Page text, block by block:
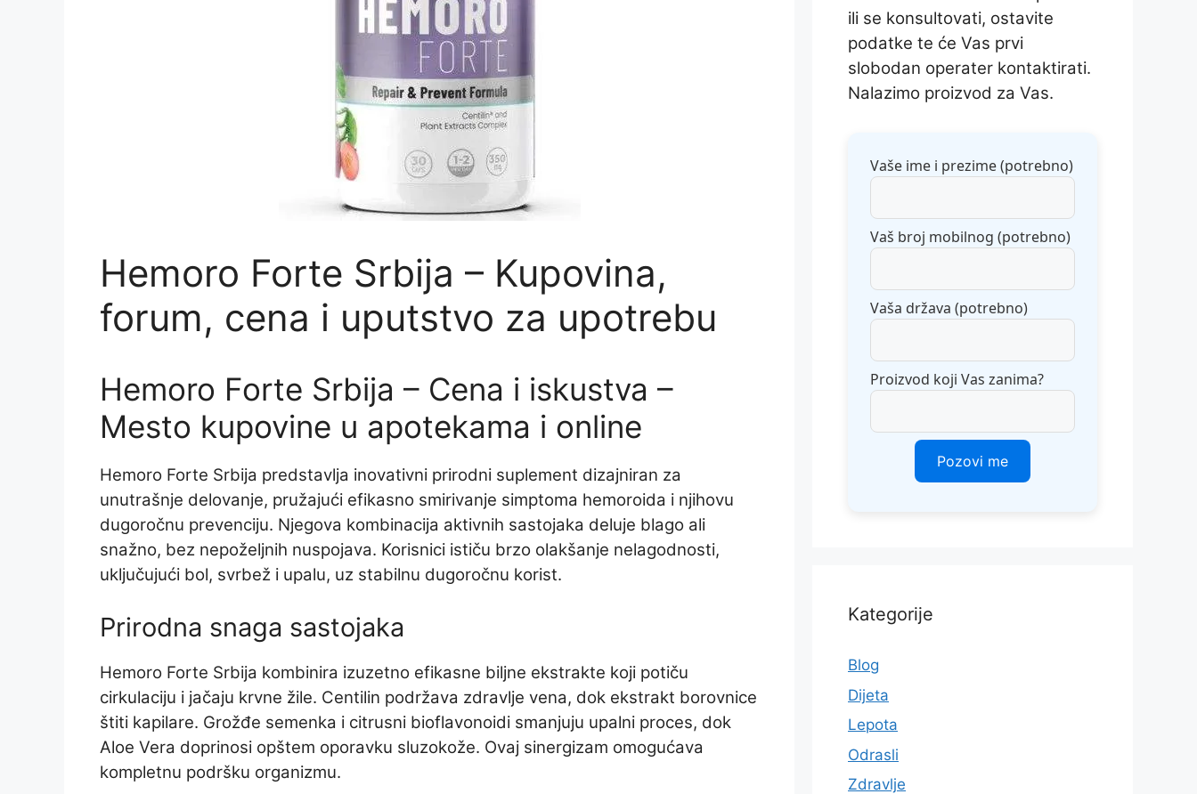
Hemoro Forte Srbija – Kupovina,
forum, cena i uputstvo za upotrebu
Hemoro Forte Srbija – Cena i iskustva –
Mesto kupovine u apotekama i online
Hemoro Forte Srbija predstavlja inovativni prirodni suplement dizajniran za
unutrašnje delovanje, pružajući efikasno smirivanje simptoma hemoroida i njihovu
dugoročnu prevenciju. Njegova kombinacija aktivnih sastojaka deluje blago ali
snažno, bez nepoželjnih nuspojava. Korisnici ističu brzo olakšanje nelagodnosti,
uključujući bol, svrbež i upalu, uz stabilnu dugoročnu korist.
Prirodna snaga sastojaka
Hemoro Forte Srbija kombinira izuzetno efikasne biljne ekstrakte koji potiču
cirkulaciju i jačaju krvne žile. Centilin podržava zdravlje vena, dok ekstrakt borovnice
štiti kapilare. Grožđe semenka i citrusni bioflavonoidi smanjuju upalni proces, dok
Aloe Vera doprinosi opštem oporavku sluzokože. Ovaj sinergizam omogućava
kompletnu podršku organizmu.
ili se konsultovati, ostavite
podatke te će Vas prvi
slobodan operater kontaktirati.
Nalazimo proizvod za Vas.
Vaše ime i prezime (potrebno)
Vaš broj mobilnog (potrebno)
Vaša država (potrebno)
Proizvod koji Vas zanima?
Kategorije
Blog
Dijeta
Lepota
Odrasli
Zdravlje